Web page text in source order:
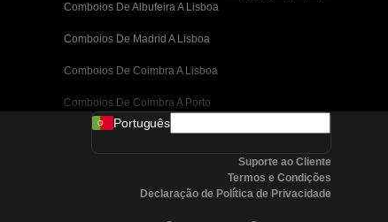
Comboios De Albufeira A Lisboa
Comboios De Madrid A Lisboa
Comboios De Coimbra A Lisboa
Comboios De Coimbra A Porto
Comboios De Valência A Barcelona
Comboios De Málaga A Barcelona
Português
Suporte ao Cliente
Termos e Condições
Declaração de Política de Privacidade